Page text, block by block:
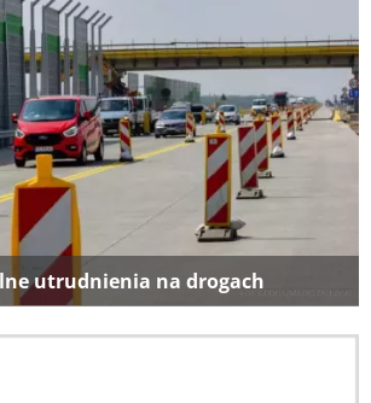
utrudnienia na drogach